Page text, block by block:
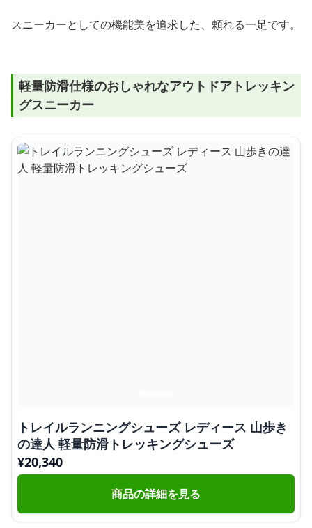
スニーカーとしての機能美を追求した、頼れる一足です。
軽量防滑仕様のおしゃれなアウトドアトレッキン
グスニーカー
トレイルランニングシューズ レディース 山歩き
の達人 軽量防滑トレッキングシューズ
¥20,340
商品の詳細を見る